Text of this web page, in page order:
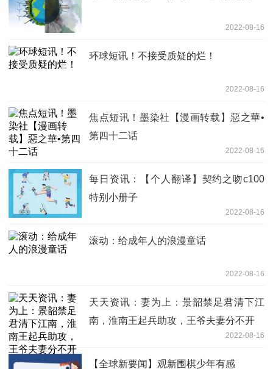
2022-08-16
环球短讯！不接受质疑的烂！
2022-08-16
焦点短讯！墨染社【漫画转载】惡之華•
第四十二话
2022-08-16
每日资讯：【个人翻译】契约之吻c100
特别小册子
2022-08-16
滚动：给成年人的浪漫童话
2022-08-16
天天资讯：妻为上：景韶禁足君清下江
南，淮南王起兵助攻，王爷夫妻分不开
2022-08-16
【全球新要闻】观新围棋少年有感